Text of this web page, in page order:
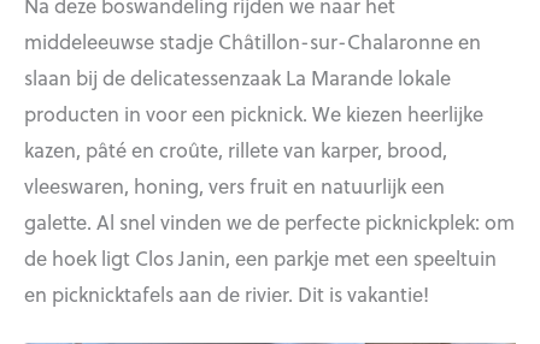
middeleeuwse stadje Châtillon-sur-Chalaronne en
slaan bij de delicatessenzaak La Marande lokale
producten in voor een picknick. We kiezen heerlijke
kazen, pâté en croûte, rillete van karper, brood,
vleeswaren, honing, vers fruit en natuurlijk een
galette. Al snel vinden we de perfecte picknickplek: om
de hoek ligt Clos Janin, een parkje met een speeltuin
en picknicktafels aan de rivier. Dit is vakantie!